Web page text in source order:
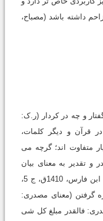
داشته باشد (مصباح،
و چه در کردار (ر.ک:
1424ق، ص 676). قضا در قرآن و دیگر کلمات،
متفاوت اند؛ گرچه مى
و تقدیر به معناى بیان
اندازه و کمیت و مقدار هر چیزى است (ر.: ابن فارس، 1410ق، ج 5،
گرفتن (معناى مصدرى:
فالقدر مبلغ کل شى